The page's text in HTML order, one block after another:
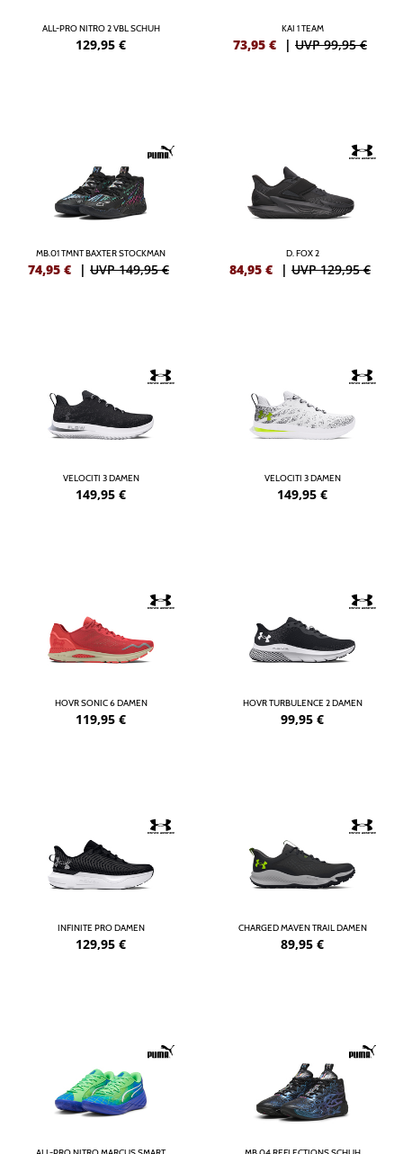
ALL-PRO NITRO 2 VBL SCHUH
129,95 €
KAI 1 TEAM
73,95 € | UVP 99,95 €
MB.01 TMNT BAXTER STOCKMAN
74,95 € | UVP 149,95 €
D. FOX 2
84,95 € | UVP 129,95 €
VELOCITI 3 DAMEN
149,95 €
VELOCITI 3 DAMEN
149,95 €
HOVR SONIC 6 DAMEN
119,95 €
HOVR TURBULENCE 2 DAMEN
99,95 €
INFINITE PRO DAMEN
129,95 €
CHARGED MAVEN TRAIL DAMEN
89,95 €